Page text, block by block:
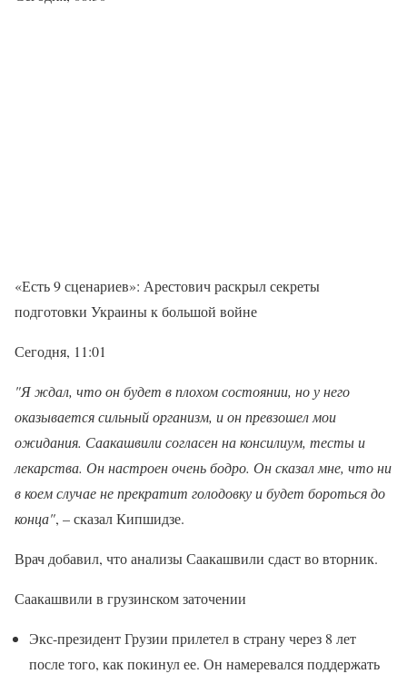
«Есть 9 сценариев»: Арестович раскрыл секреты
подготовки Украины к большой войне
Сегодня, 11:01
"Я ждал, что он будет в плохом состоянии, но у него
оказывается сильный организм, и он превзошел мои
ожидания. Саакашвили согласен на консилиум, тесты и
лекарства. Он настроен очень бодро. Он сказал мне, что ни
в коем случае не прекратит голодовку и будет бороться до
конца", – сказал Кипшидзе.
Врач добавил, что анализы Саакашвили сдаст во вторник.
Саакашвили в грузинском заточении
Экс-президент Грузии прилетел в страну через 8 лет
после того, как покинул ее. Он намеревался поддержать